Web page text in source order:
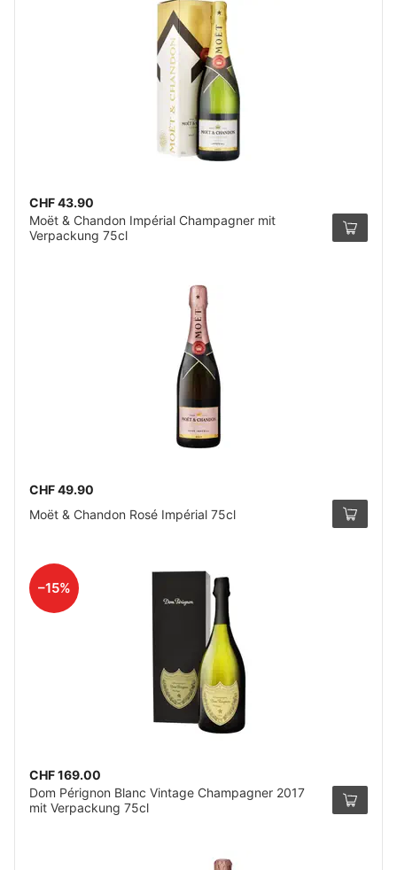
CHF 43.90
Moët & Chandon Impérial Champagner mit
Verpackung 75cl
CHF 49.90
Moët & Chandon Rosé Impérial 75cl
–15%
CHF 169.00
Dom Pérignon Blanc Vintage Champagner 2017
mit Verpackung 75cl